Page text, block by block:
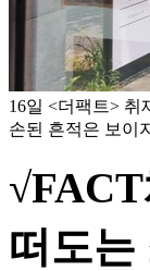
16일 <더팩트>
손된 흔적은 보이
떠도는